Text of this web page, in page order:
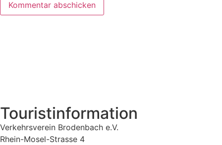
Touristinformation
Verkehrsverein Brodenbach e.V.
Rhein-Mosel-Strasse 4